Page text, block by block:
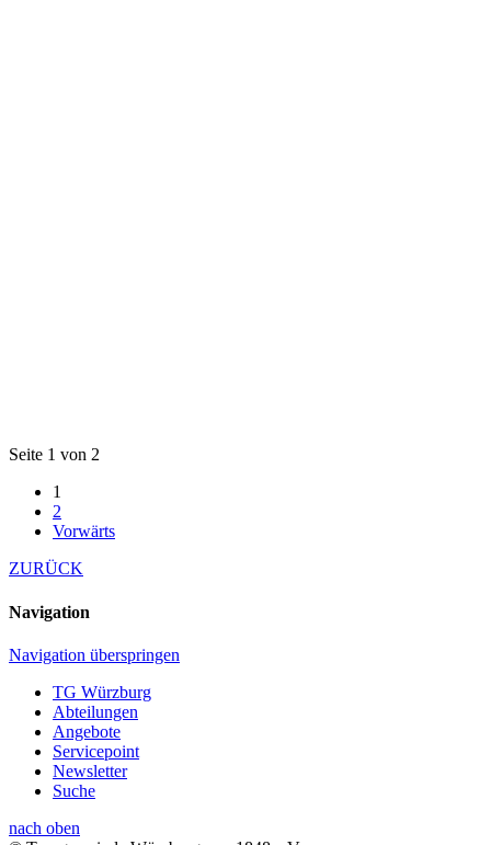
Seite 1 von 2
1
2
Vorwärts
ZURÜCK
Navigation
Navigation überspringen
TG Würzburg
Abteilungen
Angebote
Servicepoint
Newsletter
Suche
nach oben